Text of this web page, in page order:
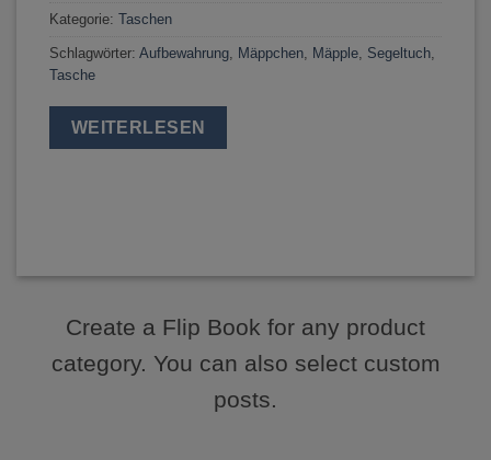
Kategorie: Taschen
Schlagwörter: Aufbewahrung Mäppchen Mäpple Segeltuch
Tasche
WEITERLESEN
Create a Flip Book for any product
category. You can also select custom
posts.